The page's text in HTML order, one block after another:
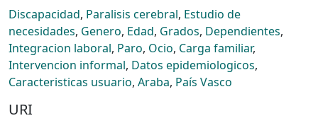
Discapacidad, Paralisis cerebral, Estudio de
necesidades, Genero, Edad, Grados, Dependientes,
Integracion laboral, Paro, Ocio, Carga familiar,
Intervencion informal, Datos epidemiologicos,
Caracteristicas usuario, Araba, País Vasco
URI